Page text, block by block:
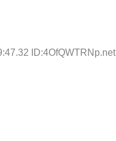
ID:4OfQWTRNp.net